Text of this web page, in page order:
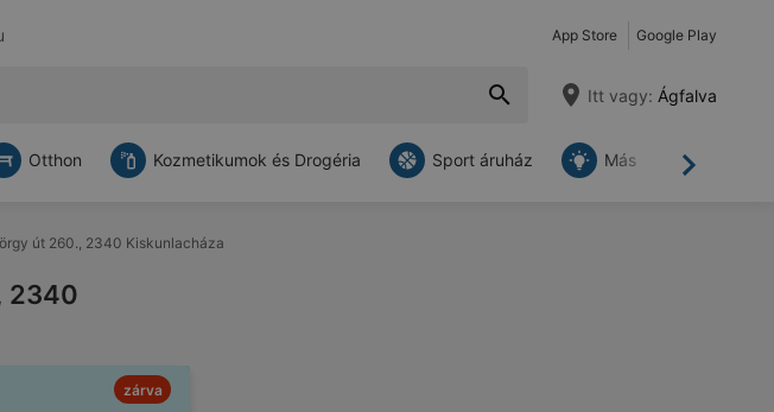
App Store Google Play
Itt vagy: Ágfalva
Tovább
Otthon Kozmetikumok és Drogéria Sport áruház Más
út 260., 2340 Kiskunlacháza
2340
zárva